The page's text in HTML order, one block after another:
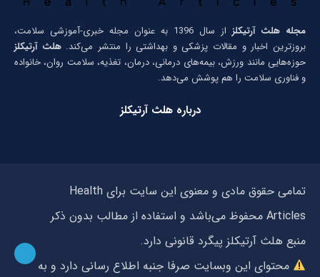
مجله هلث آرتیکلز
از سال 1396 به عنوان مجله خبری-آموزشی سلامت،
بروزترین اخبار و مقالات پزشکی و بهداشتی را منتشر می‌کند.هلث آرتیکلز
حوزه‌هایی مانند ورزش، بیمه‌های درمانی، درمان، تغذیه، سلامت روان، خانواده
و فناوری سلامت را هم پوشش می‌دهد.
درباره هلث آرتیکلز
تمامی حقوق مادی و معنوی این سایت برای Health
Articles محفوظ می‌باشد و استفاده از مطالب بدون ذکر
منبع هلث آرتیکلز پیگرد قانونی دارد.
محتوای این وبسایت صرفا جنبه اطلاع رسانی دارد و به